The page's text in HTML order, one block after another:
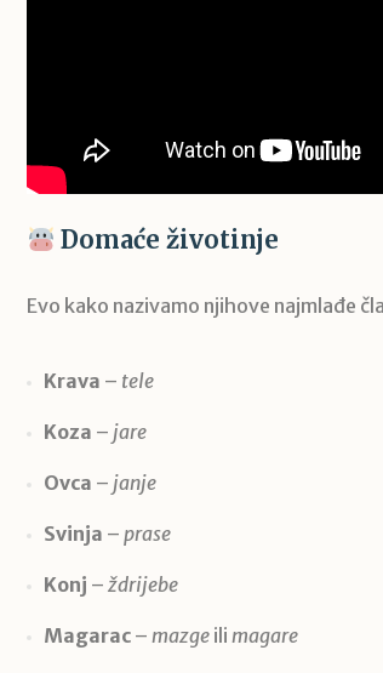
Domaće životinje
Evo kako nazivamo njihove najmlađe
Krava – tele
Koza – jare
Ovca – janje
Svinja –prase
Konj –ždrijebe
Magarac –mazge ilimagare